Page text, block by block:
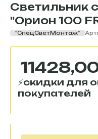
Светильник
"Орион 100
"СпецСветМонтаж"